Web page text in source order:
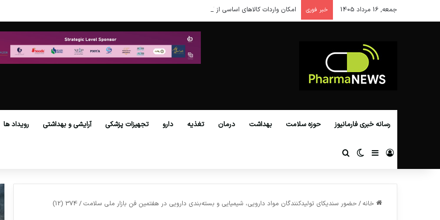
جمعه, 16 مرداد 1405 خبر فوری امکان واردات کالاهای اساسی از گمرکات همه استان‌ها فراهم شد.
رسانه خبری فارمانیوز حوزه سلامت بهداشت درمان تغذیه دارو تجهیزات پزشکی آرایشی و بهداشتی رویداد ها
ورود سایدبارتغییر پوسته
خانه / حضور سندیکای تولیدکنندگان مواد دارویی،‌ شیمیایی و بسته‌بندی دارویی در هفتمین فن بازار ملی سلامت /
374 (12)